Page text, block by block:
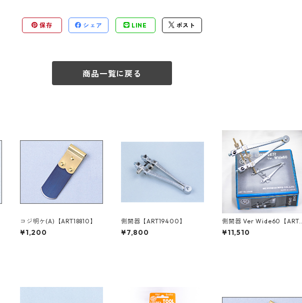
保存 シェア LINE ポスト
商品一覧に戻る
コジ明ケ(A)【ART18810】
¥1,200
側開器【ART19400】
¥7,800
側開器 Ver Wide60【ART1
9460】
¥11,510